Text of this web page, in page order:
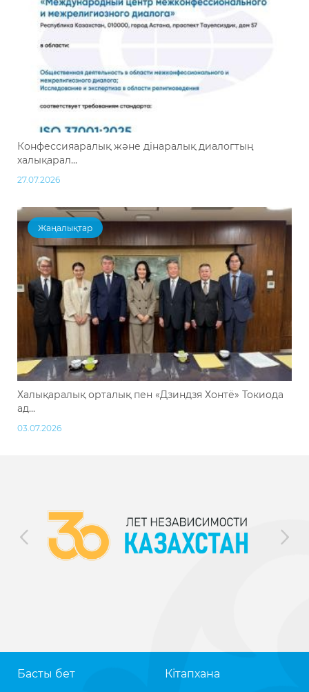
Конфессияаралық және дінаралық диалогтың
халықарал...
27.07.2026
Жаңалықтар
Халықаралық орталық пен «Дзиндзя Хонтё» Токиода
ад...
03.07.2026
Басты бет
Кітапхана